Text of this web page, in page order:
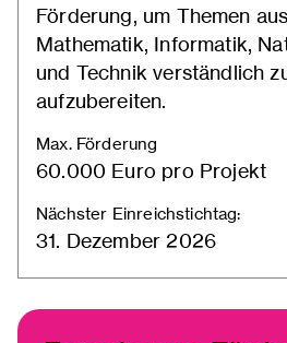
Förderung, um Themen
Mathematik, Informatik,
und Technik verständlich
aufzubereiten.
Max. Förderung
60.000 Euro pro Projekt
Nächster Einreichstichtag:
31. Dezember 2026